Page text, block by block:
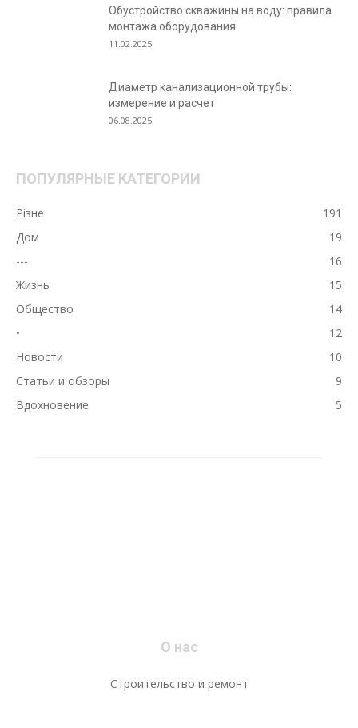
Обустройство скважины на воду: правила
монтажа оборудования
11.02.2025
Диаметр канализационной трубы:
измерение и расчет
06.08.2025
ПОПУЛЯРНЫЕ КАТЕГОРИИ
Різне
191
Дом
19
---
16
Жизнь
15
Общество
14
•
12
Новости
10
Статьи и обзоры
9
Вдохновение
5
О нас
Строительство и ремонт